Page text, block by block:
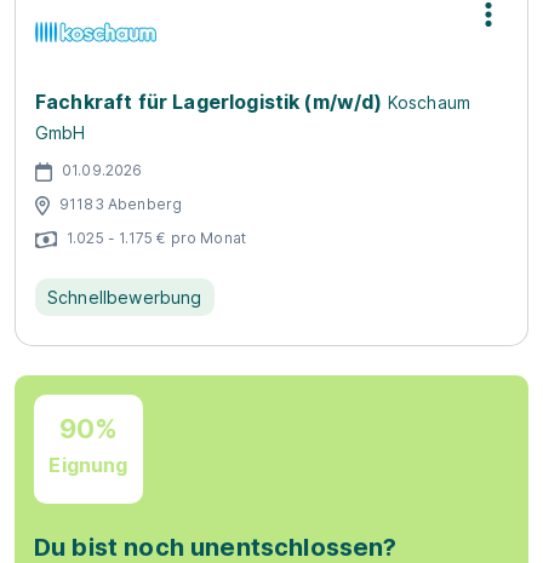
Fachkraft für Lagerlogistik (m/w/d) Koschaum
GmbH
01.09.2026
91183 Abenberg
1.025 - 1.175 € pro Monat
Schnellbewerbung
90%
Eignung
Du bist noch unentschlossen?